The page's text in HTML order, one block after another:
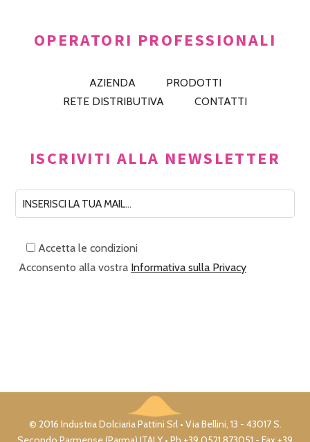
OPERATORI PROFESSIONALI
AZIENDA
PRODOTTI
RETE DISTRIBUTIVA
CONTATTI
ISCRIVITI ALLA NEWSLETTER
Accetta le condizioni
Acconsento alla vostra Informativa sulla Privacy
© 2016 Industria Dolciaria Pattini Srl • Via Bellini, 13 - 43017 S.